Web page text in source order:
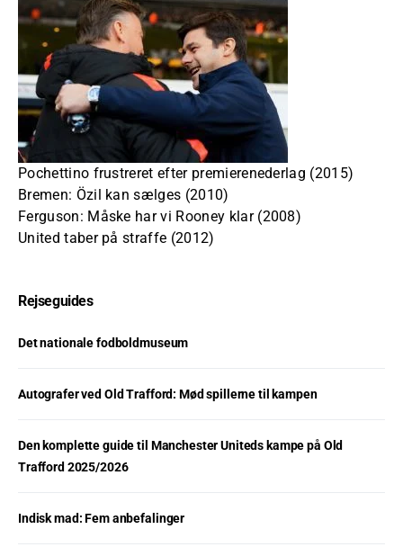
Pochettino frustreret efter premierenederlag (2015)
Bremen: Özil kan sælges (2010)
Ferguson: Måske har vi Rooney klar (2008)
United taber på straffe (2012)
Rejseguides
Det nationale fodboldmuseum
Autografer ved Old Trafford: Mød spillerne til kampen
Den komplette guide til Manchester Uniteds kampe på Old
Trafford 2025/2026
Indisk mad: Fem anbefalinger